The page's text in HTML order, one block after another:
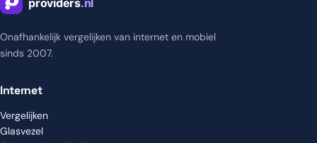
Onafhankelijk vergelijken van internet en mobiel
sinds 2007.
Internet
Vergelijken
Glasvezel